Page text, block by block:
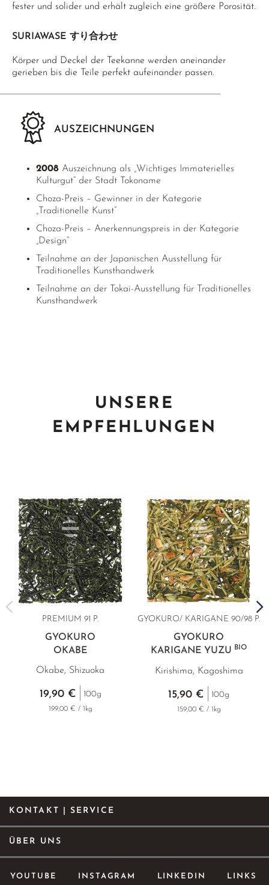
fester und solider und erhält zugleich eine größere Porosität.
SURIAWASE すり合わせ
Körper und Deckel der Teekanne werden aneinander
gerieben bis die Teile perfekt aufeinander passen.
AUSZEICHNUNGEN
2008 Auszeichnung als „Wichtiges Immaterielles
Kulturgut“ der Stadt Tokoname
Choza-Preis – Gewinner in der Kategorie
„Traditionelle Kunst“
Choza-Preis – Anerkennungspreis in der Kategorie
„Design“
Teilnahme an der Japanischen Ausstellung für
Traditionelles Kunsthandwerk
Teilnahme an der Tokai-Ausstellung für Traditionelles
Kunsthandwerk
UNSERE
EMPFEHLUNGEN
PREMIUM 91 P.
GYOKURO
OKABE
Okabe, Shizuoka
19,90 € 100g
199,00 € / 1kg
GYOKURO/ KARIGANE 90/98 P.
GYOKURO
KARIGANE YUZU BIO
Kirishima, Kagoshima
15,90 € 100g
159,00 € / 1kg
KONTAKT | SERVICE
ÜBER UNS
YOUTUBE INSTAGRAM LINKEDIN LINKS